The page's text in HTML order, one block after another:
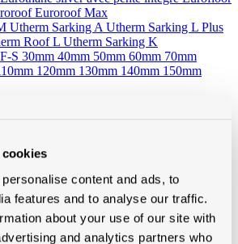
content and ads, to
features and to analyse our traffic.
about your use of our site with
and analytics partners who
Euroroof Max
Utherm Sarking A Utherm Sarking L Plus
Roof L Utherm Sarking K
S 30mm 40mm 50mm 60mm 70mm
120mm 130mm 140mm 150mm
- murs creux